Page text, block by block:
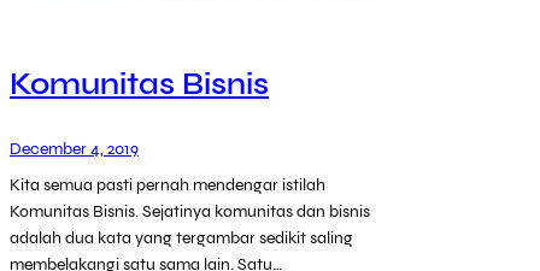
Komunitas Bisnis
December 4, 2019
Kita semua pasti pernah mendengar istilah
Komunitas Bisnis. Sejatinya komunitas dan bisnis
adalah dua kata yang tergambar sedikit saling
membelakangi satu sama lain. Satu…